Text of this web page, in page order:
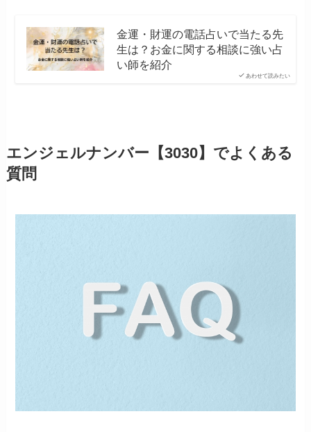
あわせて読みたい
金運・財運の電話占いで当たる先
生は？お金に関する相談に強い占
い師を紹介
エンジェルナンバー【3030】でよくある
質問